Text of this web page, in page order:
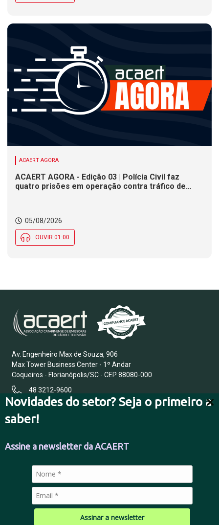
Novidades do setor? Seja o primeiro a
saber!
Assine a newsletter da ACAERT
Assinar a newsletter
ACAERT AGORA
ACAERT AGORA - Edição 03 | Polícia Civil faz
quatro prisões em operação contra tráfico de
regionais
05/08/2026
OUVIR 01:00
Av. Engenheiro Max de Souza, 906
Max Tower Business Center - 1º Andar
Coqueiros - Florianópolis/SC - CEP 88080-000
48 3212-9600
FALE CONOSCO
POLÍTICA DE PRIVACIDADE
© 2026 Todos os direitos reservados.